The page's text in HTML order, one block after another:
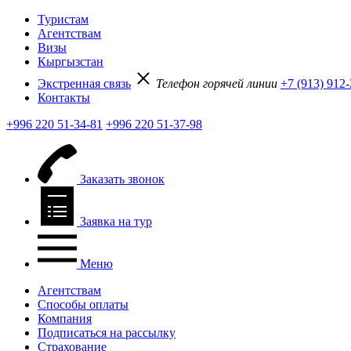
Туристам
Агентствам
Визы
Кыргызстан
Экстренная связь
Телефон горячей линии +7 (913)
Контакты
+996 220 51-34-81 +996 220 51-37-98
Заказать звонок
Заявка на тур
Меню
Агентствам
Способы оплаты
Компания
Подписаться на рассылку
Страхование